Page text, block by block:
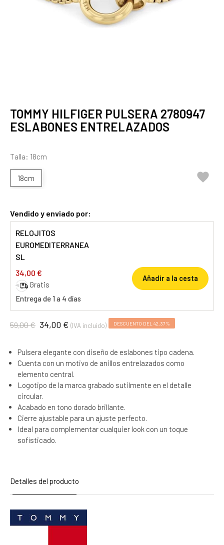
TOMMY HILFIGER PULSERA 2780947
ESLABONES ENTRELAZADOS
Talla: 18cm
18cm 
Vendido y enviado por:
RELOJITOS
EUROMEDITERRANEA
SL
34,00 €
Gratis
Entrega de 1 a 4 días
Añadir a la cesta
59,00 € 34,00 € (IVA incluido) DESCUENTO DEL 42,37%
Pulsera elegante con diseño de eslabones tipo cadena.
Cuenta con un motivo de anillos entrelazados como
elemento central.
Logotipo de la marca grabado sutilmente en el detalle
circular.
Acabado en tono dorado brillante.
Cierre ajustable para un ajuste perfecto.
Ideal para complementar cualquier look con un toque
sofisticado.
Detalles del producto